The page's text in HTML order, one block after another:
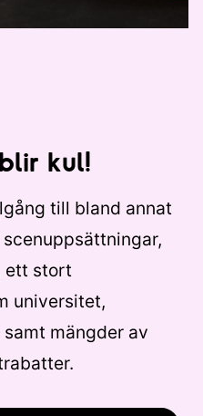
kul!
till bland annat
ett stort
universitet,
mängder av